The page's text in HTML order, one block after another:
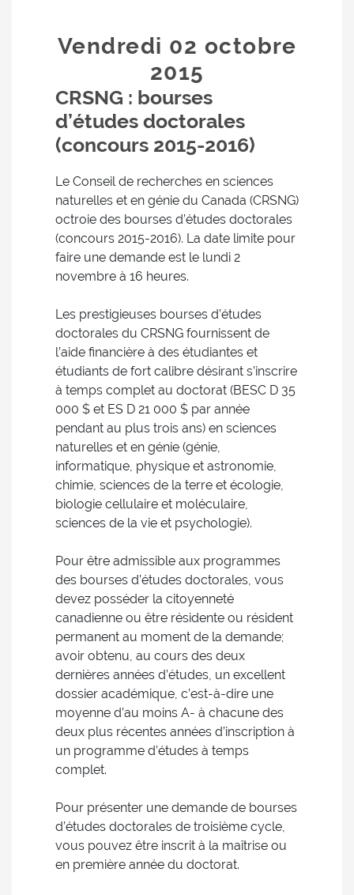
Vendredi 02 octobre
2015
CRSNG : bourses
d’études doctorales
(concours 2015-2016)
Le Conseil de recherches en sciences
naturelles et en génie du Canada (CRSNG)
octroie des bourses d’études doctorales
(concours 2015-2016). La date limite pour
faire une demande est le lundi 2
novembre à 16 heures.
Les prestigieuses bourses d’études
doctorales du CRSNG fournissent de
l’aide financière à des étudiantes et
étudiants de fort calibre désirant s’inscrire
à temps complet au doctorat (BESC D 35
000 $ et ES D 21 000 $ par année
pendant au plus trois ans) en sciences
naturelles et en génie (génie,
informatique, physique et astronomie,
chimie, sciences de la terre et écologie,
biologie cellulaire et moléculaire,
sciences de la vie et psychologie).
Pour être admissible aux programmes
des bourses d’études doctorales, vous
devez posséder la citoyenneté
canadienne ou être résidente ou résident
permanent au moment de la demande;
avoir obtenu, au cours des deux
dernières années d’études, un excellent
dossier académique, c’est-à-dire une
moyenne d’au moins A- à chacune des
deux plus récentes années d’inscription à
un programme d’études à temps
complet.
Pour présenter une demande de bourses
d’études doctorales de troisième cycle,
vous pouvez être inscrit à la maîtrise ou
en première année du doctorat.